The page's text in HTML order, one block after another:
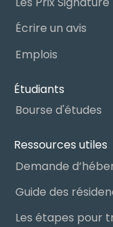
Écrire un avis
Emplois
Étudiants
Bourse d'études
Ressources utiles
Demande
Guide des